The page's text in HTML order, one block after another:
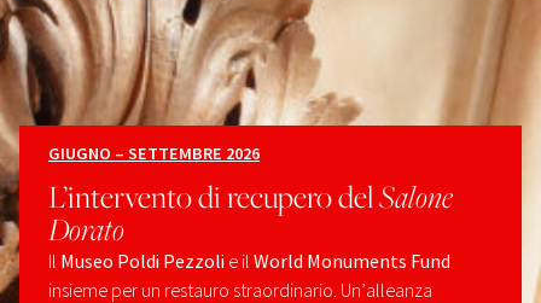
GIUGNO – SETTEMBRE 2026
L’intervento di recupero delSalone
Dorato
Il Museo Poldi Pezzoli e il World Monuments Fund
insieme per un restauro straordinario. Un’alleanza